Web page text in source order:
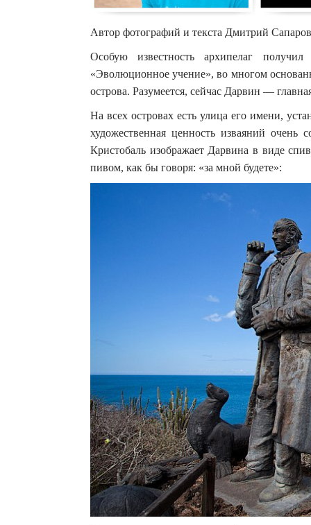
Автор фотографий и текста Дмитрий Сапаров
Особую известность архипелаг
«Эволюционное учение», во многом
острова. Разумеется, сейчас Дарвин —
На всех островах есть улица его имени,
художественная ценность изваяний
Кристобаль изображает Дарвина в виде
пивом, как бы говоря: «за мной будете»: